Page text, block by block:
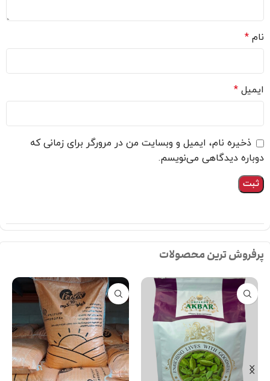
نام *
ایمیل *
ذخیره نام، ایمیل و وبسایت من در مرورگر برای زمانی که
دوباره دیدگاهی می‌نویسم.
پرفروش ترین محصولات